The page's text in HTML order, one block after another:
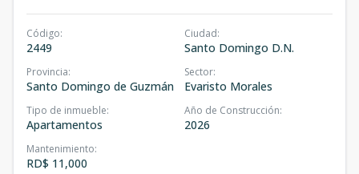
Código:
2449
Ciudad:
Santo Domingo D.N.
Provincia:
Santo Domingo de Guzmán
Sector:
Evaristo Morales
Tipo de inmueble:
Apartamentos
Año de Construcción:
2026
Mantenimiento:
RD$ 11,000